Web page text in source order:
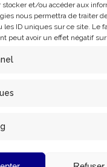
stocker et/ou accéder aux
nous permettra de traiter
les ID uniques sur ce site. Le
peut avoir un effet négatif